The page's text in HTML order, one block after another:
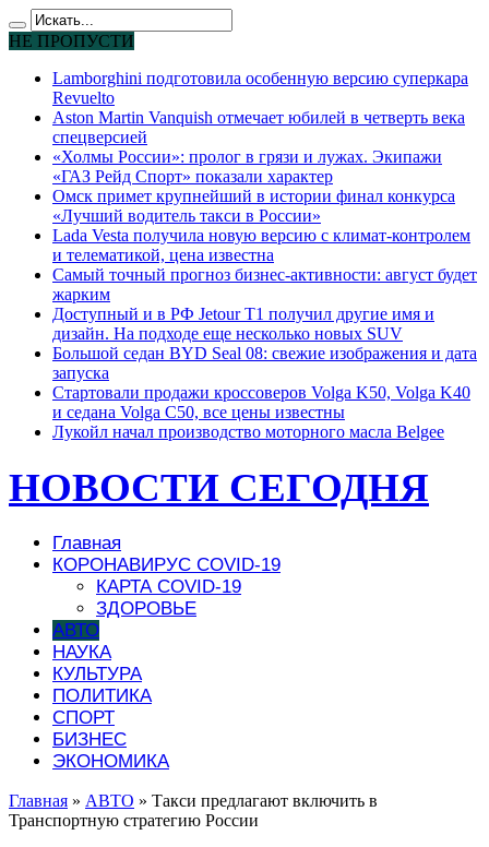
НЕ ПРОПУСТИ
Lamborghini подготовила особенную версию суперкара
Revuelto
Aston Martin Vanquish отмечает юбилей в четверть века
спецверсией
«Холмы России»: пролог в грязи и лужах. Экипажи
«ГАЗ Рейд Спорт» показали характер
Омск примет крупнейший в истории финал конкурса
«Лучший водитель такси в России»
Lada Vesta получила новую версию с климат-контролем
и телематикой, цена известна
Самый точный прогноз бизнес-активности: август будет
жарким
Доступный и в РФ Jetour T1 получил другие имя и
дизайн. На подходе еще несколько новых SUV
Большой седан BYD Seal 08: свежие изображения и дата
запуска
Стартовали продажи кроссоверов Volga K50, Volga K40
и седана Volga C50, все цены известны
Лукойл начал производство моторного масла Belgee
НОВОСТИ СЕГОДНЯ
Главная
КОРОНАВИРУС COVID-19
КАРТА COVID-19
ЗДОРОВЬЕ
АВТО
НАУКА
КУЛЬТУРА
ПОЛИТИКА
СПОРТ
БИЗНЕС
ЭКОНОМИКА
Главная » АВТО » Такси предлагают включить в
Транспортную стратегию России